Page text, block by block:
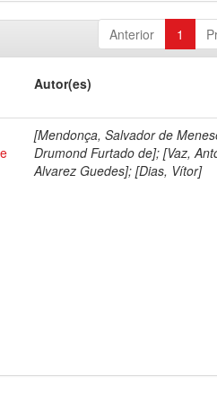
Anterior 1
Autor(es)
[Mendonça, Salvador de
Drumond Furtado de]; [Vaz,
Alvarez Guedes]; [Dias, Vítor]